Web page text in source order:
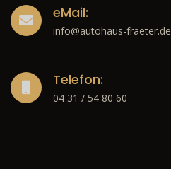
eMail:
info@autohaus-fraeter.de
Telefon:
04 31 / 54 80 60